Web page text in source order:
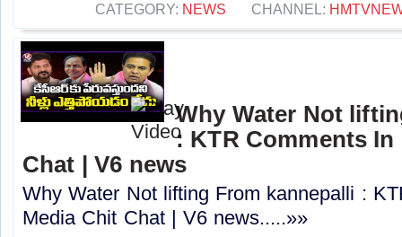
CATEGORY: NEWS CHANNEL:
Why Water Not
: KTR Comments
Chat | V6 news
Why Water Not lifting From kannepalli :
Media Chit Chat | V6 news.....»»